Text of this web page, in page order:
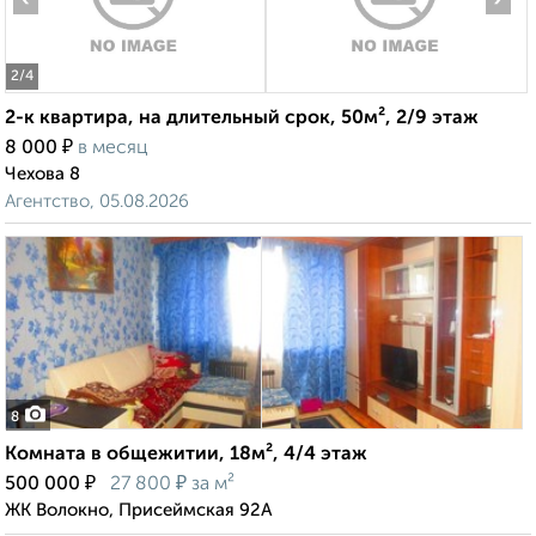
2/4
2-к квартира, на длительный срок, 50м², 2/9 этаж
8 000 ₽ в месяц
Чехова 8
Агентство, 05.08.2026
8
Комната в общежитии, 18м², 4/4 этаж
500 000 ₽ 27 800 ₽ за м²
ЖК Волокно, Присеймская 92А